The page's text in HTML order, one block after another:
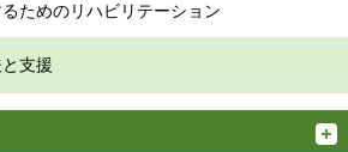
るためのリハビリテーション
支援